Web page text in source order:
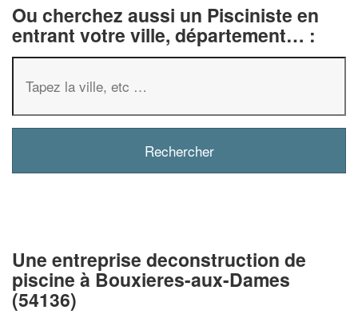
Ou cherchez aussi un Pisciniste en
entrant votre ville, département… :
Une entreprise deconstruction de
piscine à Bouxieres-aux-Dames
(54136)
✕
Vous êtes un
marges
tout en gagnant
nouveaux clients!